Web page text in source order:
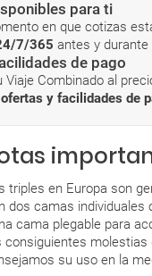
para ti
en que cotizas
7/365 antes y durante
de pago
Viaje Combinado al
y facilidades de
triples en Europa son
dos camas individuales
cama plegable para
consiguientes molestias
su uso en la